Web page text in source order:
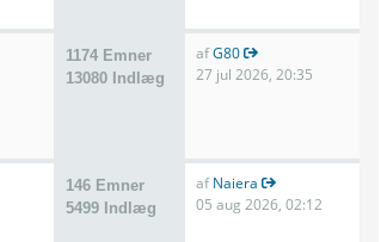
1174 Emner
13080 Indlæg
afG80
27 jul 2026, 20:35
146 Emner
5499 Indlæg
afNaiera
05 aug 2026, 02:12